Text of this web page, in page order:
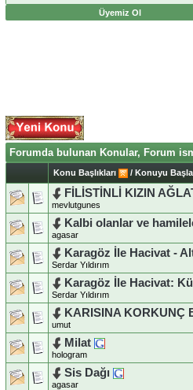
Üyemiz Ol
Forumda bulunan Konular, Forum
Konu Başlıkları / Konuyu
FİLİSTİNLİ KIZIN
mevlutgunes
Kalbi olanlar ve
agasar
Karagöz İle Hacivat -
Serdar Yıldırım
Karagöz İle Hacivat:
Serdar Yıldırım
KARISINA KORKUNÇ
umut
Milat
hologram
Sis Dağı
agasar